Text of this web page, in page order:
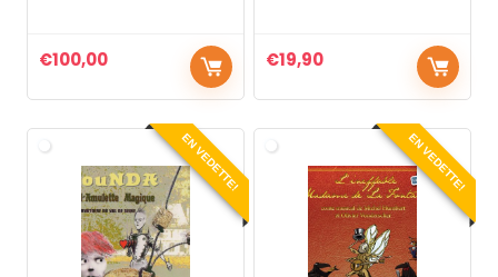
€100,00 €19,90
EN VEDETTE! EN VEDETTE!